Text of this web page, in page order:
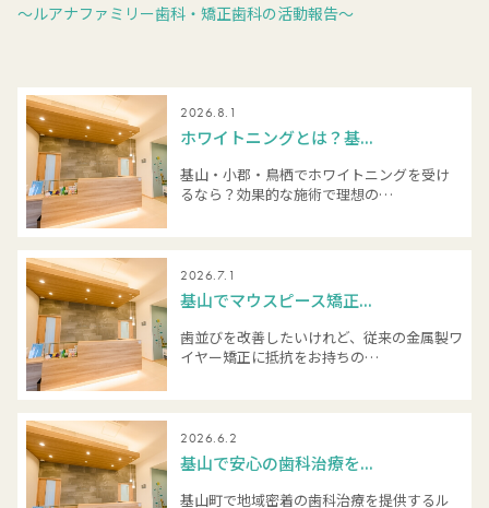
～ルアナファミリー歯科・矯正歯科の活動報告～
2026.8.1
ホワイトニングとは？基...
基山・小郡・鳥栖でホワイトニングを受け
るなら？効果的な施術で理想の…
2026.7.1
基山でマウスピース矯正...
歯並びを改善したいけれど、従来の金属製ワ
イヤー矯正に抵抗をお持ちの…
2026.6.2
基山で安心の歯科治療を...
基山町で地域密着の歯科治療を提供するル